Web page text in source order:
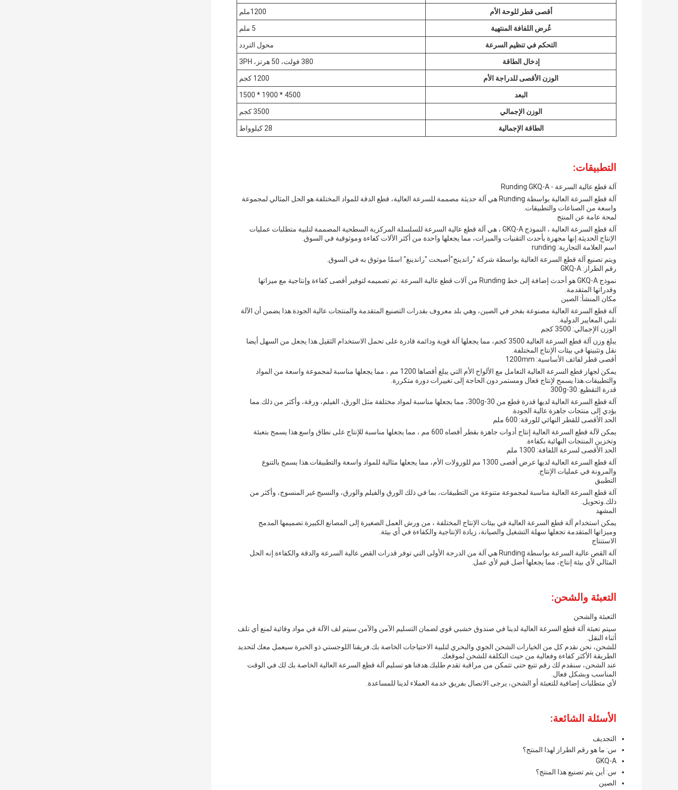
أقصى قطر للوحة الأم 1200ملم
عُرض اللفافة المنتهية 5 ملم
التحكم في تنظيم السرعة محول التردد
إدخال الطاقة 380 فولت، 50 هرتز، 3PH
الوزن الأقصى للدراجة الأم 1200 كجم
البعد 4500 * 1900 * 1500
الوزن الإجمالي 3500 كجم
الطاقة الإجمالية 28 كيلوواط
التطبيقات:
آلة قطع عالية السرعة - Runding GKQ-A
آلة قطع السرعة العالية بواسطة Runding هي آلة حديثة مصممة للسرعة العالية، قطع الدقة للمواد المختلفة.هو الحل المثالي لمجموعة
واسعة من الصناعات والتطبيقات.
لمحة عامة عن المنتج
آلة قطع السرعة العالية ، النموذج GKQ-A ، هي آلة قطع عالية السرعة للسلسلة المركزية السطحية المصممة لتلبية متطلبات عمليات
الإنتاج الحديثة.إنها مجهزة بأحدث التقنيات والميزات، مما يجعلها واحدة من أكثر الآلات كفاءة وموثوقية في السوق.
اسم العلامة التجارية: runding
ويتم تصنيع آلة قطع السرعة العالية بواسطة شركة "راندينج"أصبحت "راندينغ" اسمًا موثوق به في السوق.
رقم الطراز: GKQ-A
نموذج GKQ-A هو أحدث إضافة إلى خط Runding من آلات قطع عالية السرعة. تم تصميمه لتوفير أقصى كفاءة وإنتاجية مع ميزاتها
وقدراتها المتقدمة.
مكان المنشأ: الصين
آلة قطع السرعة العالية مصنوعة بفخر في الصين، وهي بلد معروف بقدرات التصنيع المتقدمة والمنتجات عالية الجودة.هذا يضمن أن الآلة
تلبي المعايير الدولية.
الوزن الإجمالي: 3500 كجم
يبلغ وزن آلة قطع السرعة العالية 3500 كجم، مما يجعلها آلة قوية ودائمة قادرة على تحمل الاستخدام الثقيل.هذا يجعل من السهل أيضا
نقل وتثبيتها في بيئات الإنتاج المختلفة.
أقصى قطر لفائف الأساسية: 1200mm
يمكن لجهاز قطع السرعة العالية التعامل مع الألواح الأم التي يبلغ أقصاها 1200 مم ، مما يجعلها مناسبة لمجموعة واسعة من المواد
والتطبيقات.هذا يسمح لإنتاج فعال ومستمر دون الحاجة إلى تغييرات دورة متكررة.
قدرة التقطيع: 30-300g
آلة قطع السرعة العالية لديها قدرة قطع من 30-300g، مما يجعلها مناسبة لمواد مختلفة مثل الورق، الفيلم، ورقة، وأكثر من ذلك.مما
يؤدي إلى منتجات جاهزة عالية الجودة.
الحد الأقصى للقطر النهائي للورقة: 600 ملم
يمكن لآلة قطع السرعة العالية إنتاج أدوات جاهزة بقطر أقصاه 600 مم ، مما يجعلها مناسبة للإنتاج على نطاق واسع.هذا يسمح بتعبئة
وتخزين المنتجات النهائية بكفاءة.
الحد الأقصى لسرعة اللفافة: 1300 ملم
آلة قطع السرعة العالية لديها عرض أقصى 1300 مم للورولات الأم، مما يجعلها مثالية للمواد واسعة والتطبيقات.هذا يسمح بالتنوع
والمرونة في عمليات الإنتاج.
التطبيق
آلة قطع السرعة العالية مناسبة لمجموعة متنوعة من التطبيقات، بما في ذلك الورق والفيلم والورق، والنسيج غير المنسوج، وأكثر من
ذلك.وتحويل.
المشهد
يمكن استخدام آلة قطع السرعة العالية في بيئات الإنتاج المختلفة ، من ورش العمل الصغيرة إلى المصانع الكبيرة.تصميمها المدمج
وميزاتها المتقدمة تجعلها سهلة التشغيل والصيانة، زيادة الإنتاجية والكفاءة في أي بيئة.
الاستنتاج
آلة القص عالية السرعة بواسطة Runding هي آلة من الدرجة الأولى التي توفر قدرات القص عالية السرعة والدقة والكفاءة.إنه الحل
المثالي لأي بيئة إنتاج، مما يجعلها أصل قيم لأي عمل.
التعبئة والشحن:
التعبئة والشحن
سيتم تعبئة آلة قطع السرعة العالية لدينا في صندوق خشبي قوي لضمان التسليم الآمن والآمن.سيتم لف الآلة في مواد وقائية لمنع أي تلف
أثناء النقل.
للشحن، نحن نقدم كل من الخيارات الشحن الجوي والبحري لتلبية الاحتياجات الخاصة بك.فريقنا اللوجستي ذو الخبرة سيعمل معك لتحديد
الطريقة الأكثر كفاءة وفعالية من حيث التكلفة للشحن لموقعك.
عند الشحن، سنقدم لك رقم تتبع حتى تتمكن من مراقبة تقدم طلبك.هدفنا هو تسليم آلة قطع السرعة العالية الخاصة بك لك في الوقت
المناسب وبشكل فعال.
لأي متطلبات إضافية للتعبئة أو الشحن، يرجى الاتصال بفريق خدمة العملاء لدينا للمساعدة.
الأسئلة الشائعة:
التجديف
س: ما هو رقم الطراز لهذا المنتج؟
GKQ-A
س: أين يتم تصنيع هذا المنتج؟
الصين